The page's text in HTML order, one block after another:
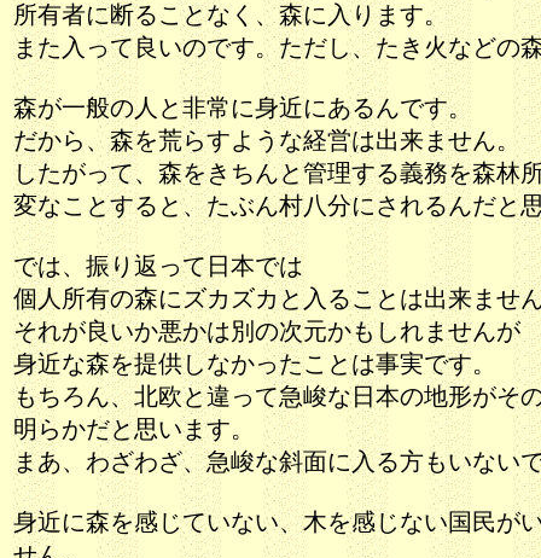
所有者に断ることなく、森に入ります。
また入って良いのです。ただし、たき火などの
森が一般の人と非常に身近にあるんです。
だから、森を荒らすような経営は出来ません。
したがって、森をきちんと管理する義務を森林
変なことすると、たぶん村八分にされるんだと
では、振り返って日本では
個人所有の森にズカズカと入ることは出来ませ
それが良いか悪かは別の次元かもしれませんが
身近な森を提供しなかったことは事実です。
もちろん、北欧と違って急峻な日本の地形がそ
明らかだと思います。
まあ、わざわざ、急峻な斜面に入る方もいない
身近に森を感じていない、木を感じない国民が